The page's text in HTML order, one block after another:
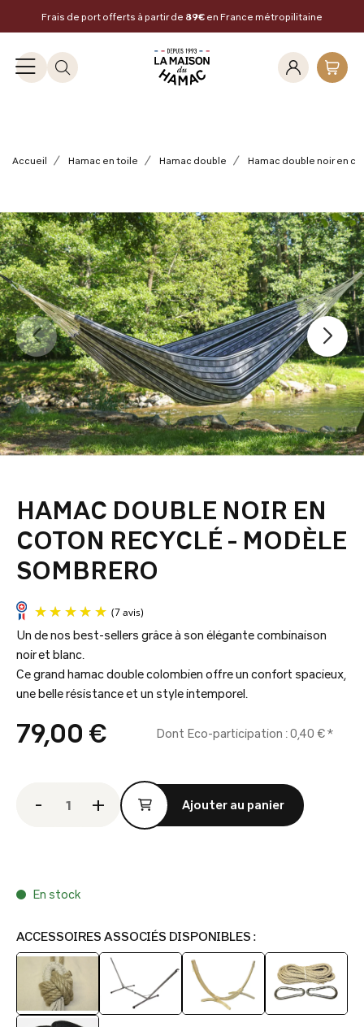
Frais de port offerts à partir de 89€ en France métropilitaine
Accueil Hamac en toile Hamac double Hamac double noir en
Précédent
HAMAC DOUBLE NOIR EN
COTON RECYCLÉ - MODÈLE
SOMBRERO
Un de nos best-sellers grâce à son élégante combinaison
noir et blanc.
Ce grand hamac double colombien offre un confort spacieux,
une belle résistance et un style intemporel.
79,00 € Dont Eco-participation : 0,40 € *
- + Ajouter au panier
En stock
ACCESSOIRES ASSOCIÉS DISPONIBLES :